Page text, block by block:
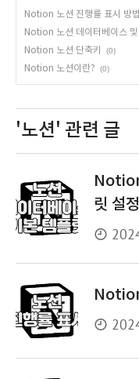
Notion 노션 진행률 표시 방법
Notion 노션 데이터베이스
Notion 노션 단축키
(0)
Notion 노션이란?
(0)
'노션' 관련 글
릿 설